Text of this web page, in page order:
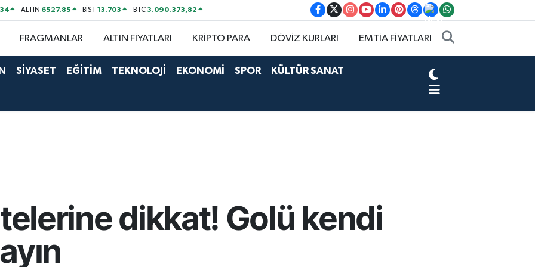
ALTIN 6527.85 BİST13.703 BTC3.090.373,82
FRAGMANLAR ALTIN FİYATLARI KRİPTO PARA DÖVİZ KURLARI EMTİA FİYATLARI
SİYASET EĞİTİM TEKNOLOJİ EKONOMİ SPOR KÜLTÜR SANAT
dikkat! Golü kendi